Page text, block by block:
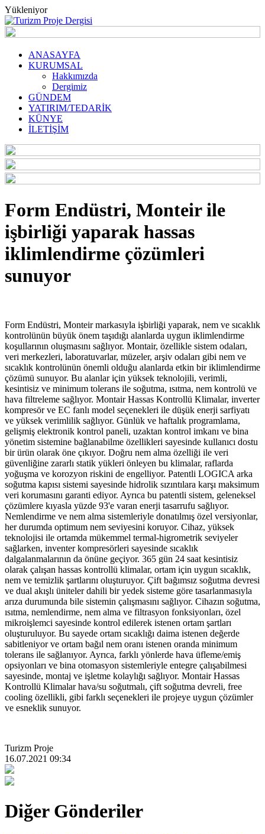
Yükleniyor
ANASAYFA
KURUMSAL
Hakkımızda
Dergimiz
GÜNDEM
YATIRIM/TEDARİK
KÜNYE
İLETİŞİM
Form Endüstri, Monteir ile
işbirliği yaparak hassas
iklimlendirme çözümleri
sunuyor
Form Endüstri, Monteir markasıyla işbirliği yaparak, nem ve sıcaklık
kontrolünün büyük önem taşıdığı alanlarda uygun iklimlendirme
koşullarının oluşmasını sağlıyor. Montair, özellikle sistem odaları,
veri merkezleri, laboratuvarlar, müzeler, arşiv odaları gibi nem ve
sıcaklık kontrolünün önemli olduğu alanlarda etkin bir iklimlendirme
çözümü sunuyor. Bu alanlar için yüksek teknolojili, verimli,
kesintisiz ve minimum tolerans ile soğutma, ısıtma, nem kontrolü ve
hava filtreleme sağlıyor. Montair Hassas Kontrollü Klimalar, inverter
kompresör ve EC fanlı model seçenekleri ile düşük enerji sarfiyatı
ve yüksek verimlilik sağlıyor. Günlük ve haftalık programlama,
gelişmiş elektronik kontrol paneli, uzaktan kontrol imkanı ve bina
yönetim sistemine bağlanabilme özellikleri sayesinde kullanıcı dostu
bir ürün olarak öne çıkıyor. Doğru nem alma özelliği ile veri
güvenliğine zararlı statik yükleri önleyen bu klimalar, raflarda
yoğuşma ve korozyon riskini de engelliyor. Patentli LOGICA arka
soğutma kapısı sistemi sayesinde hidrolik sızıntılara karşı maksimum
veri korumasını garanti ediyor. Ayrıca bu patentli sistem, geleneksel
çözümlere kıyasla yüzde 93'e varan enerji tasarrufu sağlıyor.
Nemlendirme ve nem alma sistemleriyle donatılmış özel versiyonlar,
her durumda optimum nem seviyesini koruyor. Cihaz, yüksek
teknolojisi ile ortamda mükemmel termal-higrometrik seviyeler
sağlarken, inventer kompresörleri sayesinde sıcaklık
dalgalanmalarının da önüne geçiyor. 365 gün 24 saat kesintisiz
olarak çalışan hassas kontrollü klimalar, ortam için uygun sıcaklık,
nem ve temizlik şartlarını oluşturuyor. Çift bağımsız soğutma devresi
ve dual akışlı üniteler dahili bir yedek sisteme göre tasarlanmasıyla
arıza durumunda bile sistemin çalışmasını sağlıyor. Cihazın soğutma,
ısıtma, nemlendirme, nem alma ve filtrasyon fonksiyonları, özel
mikroişlemci sayesinde kontrol edilerek istenen ortam şartları
oluşturuluyor. Bu sayede ortam sıcaklığı daima istenen değerde
sabitleniyor ve ortam bağıl nem oranı istenen oranda minimum
tolerans ile sağlanıyor. Ayrıca, farklı yönlerde hava üfleme/emiş
opsiyonları ve bina otomasyon sistemleriyle entegre çalışabilmesi
sayesinde, montaj ve işletme kolaylığı sağlıyor. Montair Hassas
Kontrollü Klimalar hava/su soğutmalı, çift soğutma devreli, free
cooling özellikli, gibi farklı seçenekleri ile projeye uygun çözümler
ve esneklik sunuyor.
Turizm Proje
16.07.2021 09:34
Diğer Gönderiler